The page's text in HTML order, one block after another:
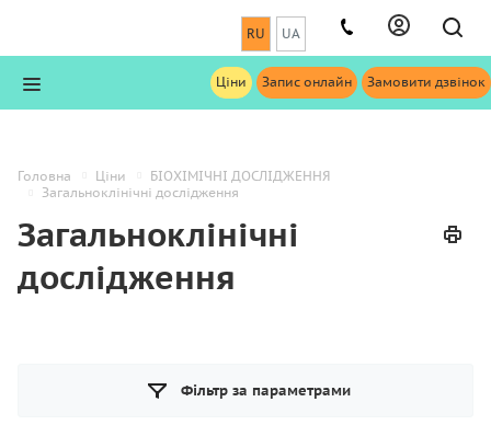
RU UA
Ціни Запис онлайн Замовити дзвінок
Головна Ціни
БІОХІМІЧНІ ДОСЛІДЖЕННЯ
Загальноклінічні дослідження
Загальноклінічні
дослідження
Фільтр за параметрами